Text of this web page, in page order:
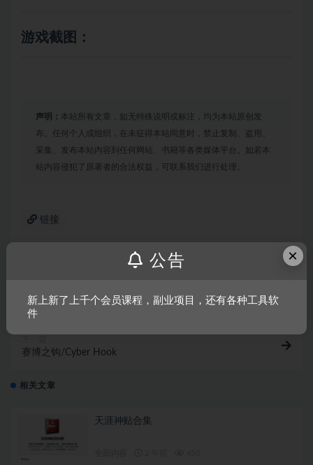
游戏截图：
声明： 本站所有文章，如无特殊说明或标注，均为本站原创发
布。任何个人或组织，在未征得本站同意时，禁止复制、盗用、
采集、发布本站内容到任何网站、书籍等各类媒体平台。如若本
站内容侵犯了原著者的合法权益，可联系我们进行处理。
链接
神秘博士：孤独的暗杀者
赛博之钩/Cyber Hook
相关文章
天涯神贴合集
×
公告
新上新了上千个会员课程，副业项目，还有各种工具软
件